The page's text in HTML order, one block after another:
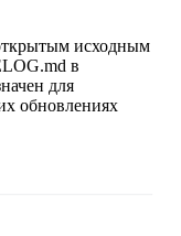
исходным
в
для
обновлениях